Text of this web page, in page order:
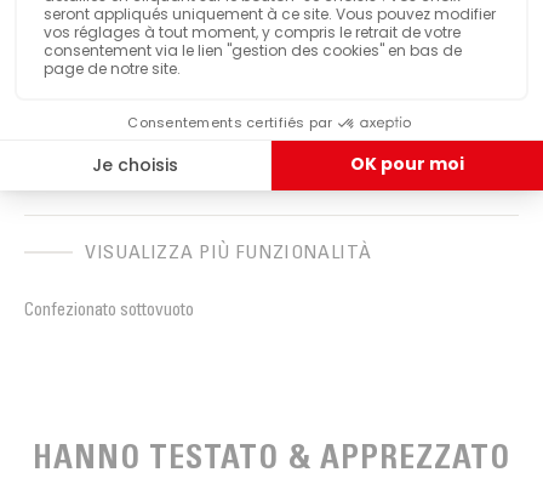
VENDUTO IN Custodia
CERTIFICAZIONE Commercio equo e solidale
VISUALIZZA PIÙ FUNZIONALITÀ
Confezionato sottovuoto
HANNO TESTATO & APPREZZATO